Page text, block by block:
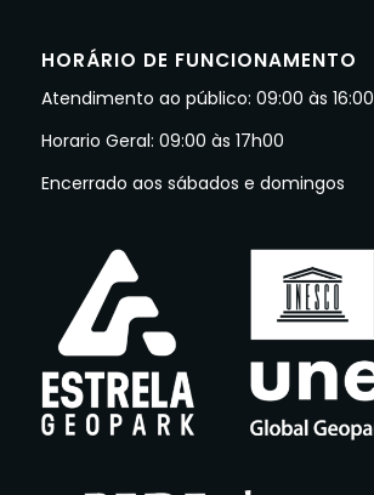
HORÁRIO DE FUNCIONAMENTO
Atendimento ao público: 09:00 às 16:00
Horario Geral: 09:00 às 17h00
Encerrado aos sábados e domingos